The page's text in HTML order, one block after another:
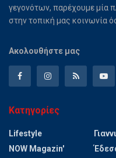
γεγονότων, παρέχουμε μία
στην τοπική μας κοινωνία
Ακολουθήστε μας
Κατηγορίες
Lifestyle
NOW Magazin'